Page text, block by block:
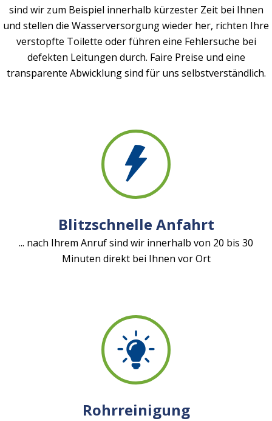
sind wir zum Beispiel innerhalb kürzester Zeit bei Ihnen
und stellen die Wasserversorgung wieder her, richten Ihre
verstopfte Toilette oder führen eine Fehlersuche bei
defekten Leitungen durch. Faire Preise und eine
transparente Abwicklung sind für uns selbstverständlich.
Blitzschnelle Anfahrt
... nach Ihrem Anruf sind wir innerhalb von 20 bis 30
Minuten direkt bei Ihnen vor Ort
Rohrreinigung